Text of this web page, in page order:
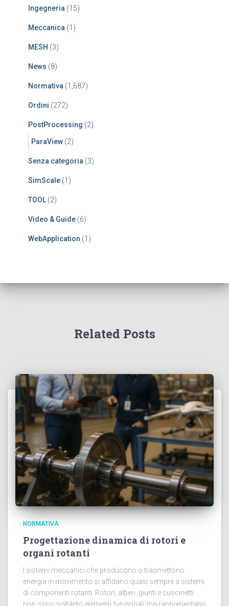
Ingegneria (15)
Meccanica (1)
MESH (3)
News (8)
Normativa (1,687)
Ordini (272)
PostProcessing (2)
ParaView (2)
Senza categoria (3)
SimScale (1)
TOOL (2)
Video & Guide (6)
WebApplication (1)
Related Posts
NORMATIVA
Progettazione dinamica di rotori e
organi rotanti
I sistemi meccanici che producono o trasmettono
energia in movimento si affidano quasi sempre a sistemi
di componenti rotanti. Rotori, alberi, giunti e cuscinetti
non sono soltanto elementi funzionali ma rappresentano